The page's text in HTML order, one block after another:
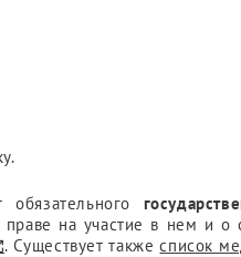
на участие в нем и о
. Существует такжесписок